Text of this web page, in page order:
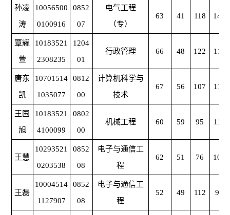
孙凌
涛
10056500
0100916
0852
07
电气工程
（专）
63 41 118 140
覃耀
萱
10183521
2308235
1204
01
行政管理 66 48 122 115
唐东
凯
10701514
1035077
0812
00
计算机科学与
技术
67 56 107 111
王国
旭
10183521
4100099
0802
00
机械工程 60 59 95 117
王慧
10293521
0203538
0852
08
电子与通信工
程
62 51 76 105
王磊
10004514
1127907
0852
08
电子与通信工
程
52 49 112 99